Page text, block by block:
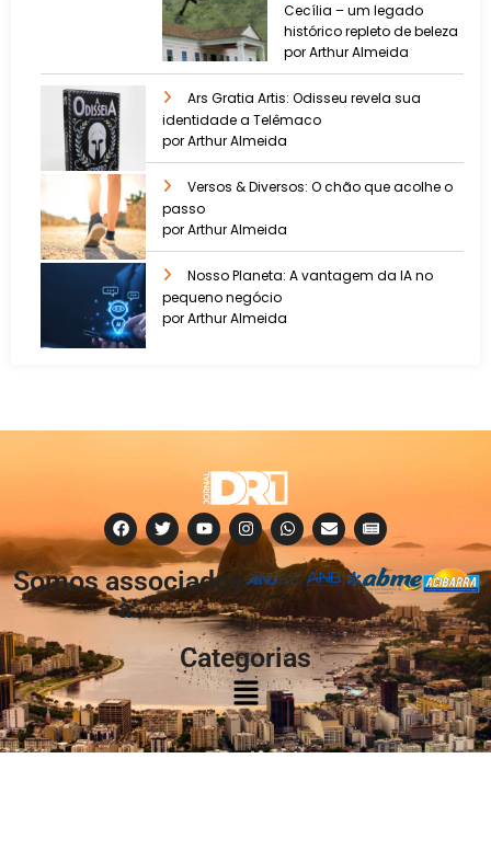
Cecília – um legado
histórico repleto de beleza
por Arthur Almeida
Ars Gratia Artis: Odisseu revela sua
identidade a Telêmaco
por Arthur Almeida
Versos & Diversos: O chão que acolhe o
passo
por Arthur Almeida
Nosso Planeta: A vantagem da IA no
pequeno negócio
por Arthur Almeida
Somos associados
à:
Categorias